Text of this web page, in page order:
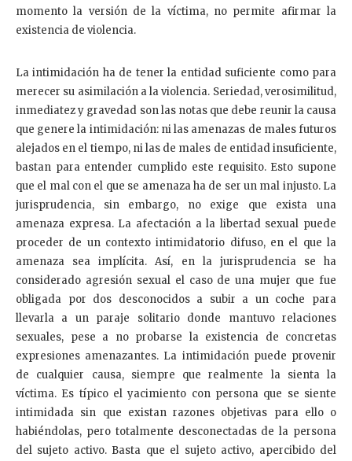
momento la versión de la víctima, no permite afirmar la
existencia de violencia.
La intimidación ha de tener la entidad suficiente como para
merecer su asimilación a la violencia. Seriedad, verosimilitud,
inmediatez y gravedad son las notas que debe reunir la causa
que genere la intimidación: ni las amenazas de males futuros
alejados en el tiempo, ni las de males de entidad insuficiente,
bastan para entender cumplido este requisito. Esto supone
que el mal con el que se amenaza ha de ser un mal injusto. La
jurisprudencia, sin embargo, no exige que exista una
amenaza expresa. La afectación a la libertad sexual puede
proceder de un contexto intimidatorio difuso, en el que la
amenaza sea implícita. Así, en la jurisprudencia se ha
considerado agresión sexual el caso de una mujer que fue
obligada por dos desconocidos a subir a un coche para
llevarla a un paraje solitario donde mantuvo relaciones
sexuales, pese a no probarse la existencia de concretas
expresiones amenazantes. La intimidación puede provenir
de cualquier causa, siempre que realmente la sienta la
víctima. Es típico el yacimiento con persona que se siente
intimidada sin que existan razones objetivas para ello o
habiéndolas, pero totalmente desconectadas de la persona
del sujeto activo. Basta que el sujeto activo, apercibido del